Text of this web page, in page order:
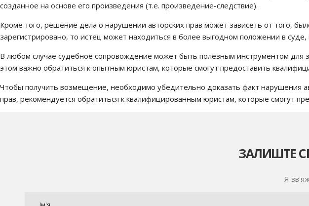
созданное на основе его произведения (т.е. произведение-следствие).
Кроме того, решение дела о нарушении авторских прав может зависеть от того,
зарегистрировано, то истец может находиться в более выгодном положении в
В любом случае судебное сопровождение может быть полезным инструментом
этом важно обратиться к опытным юристам, которые смогут предоставить
Чтобы получить возмещение, необходимо убедительно доказать факт нарушения
прав, рекомендуется обратиться к квалифицированным юристам, которые смогут
ЗАЛИШТЕ
Я